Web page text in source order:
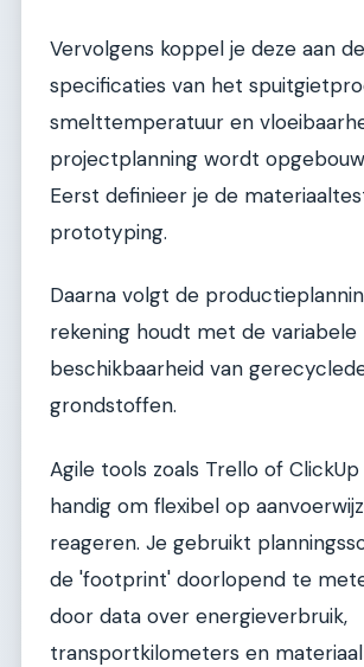
Vervolgens koppel je deze aan
specificaties van het
smelttemperatuur en
projectplanning wordt
Eerst definieer je de
prototyping.
Daarna volgt de
rekening houdt met de variabele
beschikbaarheid van
grondstoffen.
Agile tools zoals Trello of ClickUp
handig om flexibel op
reageren. Je gebruikt
de 'footprint' doorlopend te
door data over energieverbruik,
transportkilometers en